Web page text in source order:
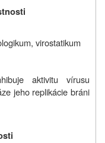
virostatikum
aktivitu vírusu
jeho replikácie bráni